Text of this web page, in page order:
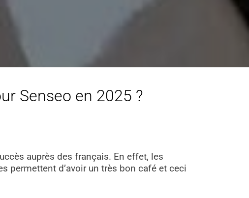
Senseo en 2025 ?
auprès des français. En effet, les
permettent d’avoir un très bon café et ceci